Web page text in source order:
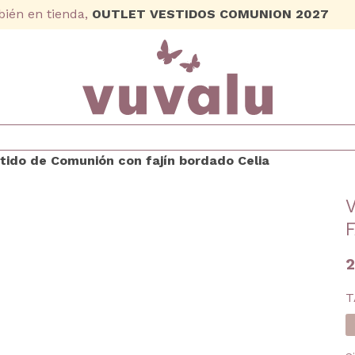
en tienda, OUTLET VESTIDOS COMUNION 2027